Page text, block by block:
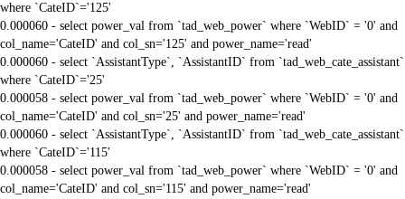
where `CateID`='125'
0.000060 - select power_val from `tad_web_power` where `WebID` = '0' and
col_name='CateID' and col_sn='125' and power_name='read'
0.000060 - select `AssistantType`, `AssistantID` from `tad_web_cate_assistant`
where `CateID`='25'
0.000058 - select power_val from `tad_web_power` where `WebID` = '0' and
col_name='CateID' and col_sn='25' and power_name='read'
0.000060 - select `AssistantType`, `AssistantID` from `tad_web_cate_assistant`
where `CateID`='115'
0.000058 - select power_val from `tad_web_power` where `WebID` = '0' and
col_name='CateID' and col_sn='115' and power_name='read'